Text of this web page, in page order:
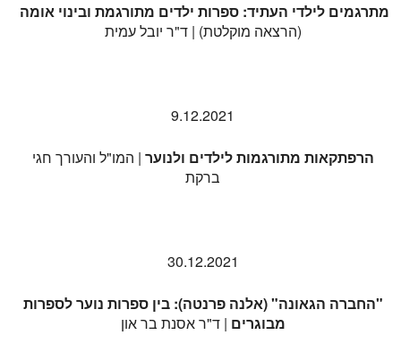
מתרגמים לילדי העתיד: ספרות ילדים מתורגמת ובינוי אומה
(הרצאה מוקלטת) | ד"ר יובל עמית
9.12.2021
הרפתקאות מתורגמות לילדים ולנוער| המו"ל והעורך חגי
ברקת
30.12.2021
"החברה הגאונה" (אלנה פרנטה): בין ספרות נוער לספרות
מבוגרים| ד"ר אסנת בר און